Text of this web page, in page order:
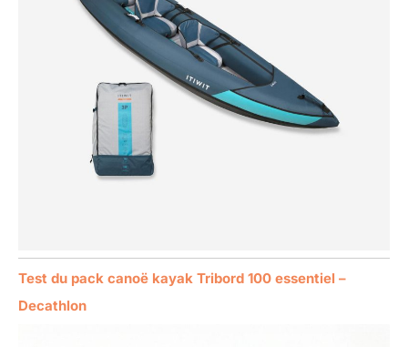
Test du pack canoë kayak Tribord 100 essentiel –
Decathlon